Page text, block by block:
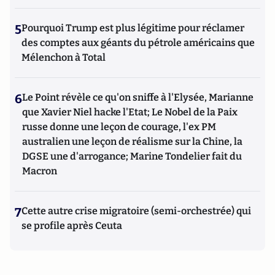
5Pourquoi Trump est plus légitime pour réclamer
des comptes aux géants du pétrole américains que
Mélenchon à Total
6Le Point révèle ce qu'on sniffe à l'Elysée, Marianne
que Xavier Niel hacke l'Etat; Le Nobel de la Paix
russe donne une leçon de courage, l'ex PM
australien une leçon de réalisme sur la Chine, la
DGSE une d'arrogance; Marine Tondelier fait du
Macron
7Cette autre crise migratoire (semi-orchestrée) qui
se profile après Ceuta